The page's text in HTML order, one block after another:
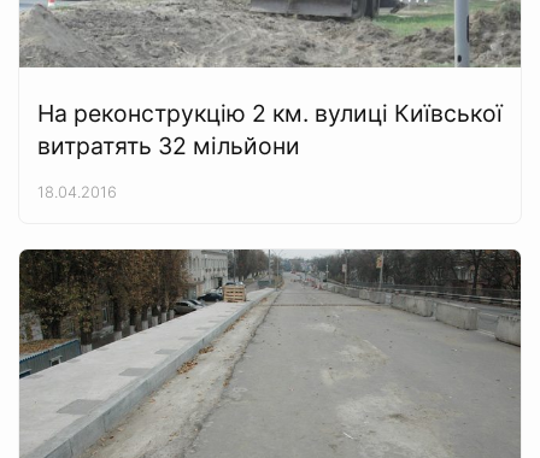
На реконструкцію 2 км. вулиці Київської
витратять 32 мільйони
18.04.2016